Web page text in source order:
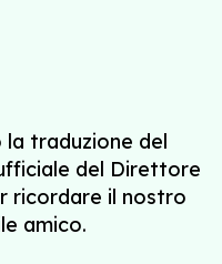
la traduzione del
del Direttore
ricordare il nostro
amico.